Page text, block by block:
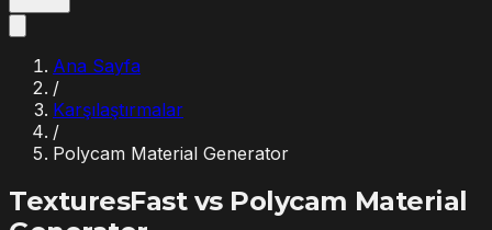
Ana Sayfa
/
Karşılaştırmalar
/
Polycam Material Generator
TexturesFast vs Polycam Material